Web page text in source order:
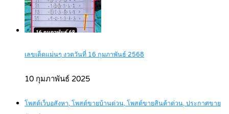
เลขเด็ดแม่นๆ งวดวันที่ 16 กุมภาพันธ์ 2568
10 กุมภาพันธ์ 2025
โพสต์เว็บอสังหา, โพสต์ขายบ้านด่วน, โพสต์ขายสินค้าด่วน, ประกาศขาย